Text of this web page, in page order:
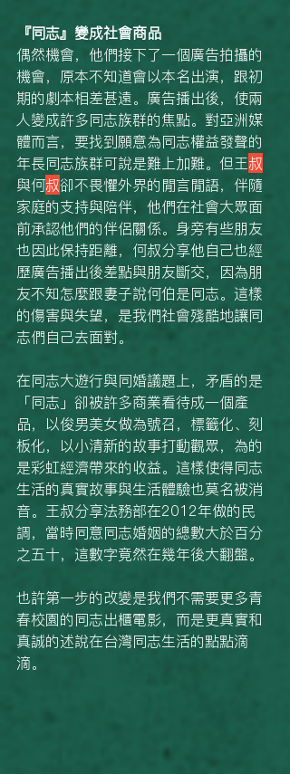
『同志』變成社會商品
偶然機會，他們接下了一個廣告拍攝的
機會，原本不知道會以本名出演，跟初
期的劇本相差甚遠。廣告播出後，使兩
人變成許多同志族群的焦點。對亞洲媒
體而言，要找到願意為同志權益發聲的
年長同志族群可說是難上加難。但王叔
與何叔卻不畏懼外界的閒言閒語，伴隨
家庭的支持與陪伴，他們在社會大眾面
前承認他們的伴侶關係。身旁有些朋友
也因此保持距離，何叔分享他自己也經
歷廣告播出後差點與朋友斷交，因為朋
友不知怎麼跟妻子說何伯是同志。這樣
的傷害與失望，是我們社會殘酷地讓同
志們自己去面對。
在同志大遊行與同婚議題上，矛盾的是
「同志」卻被許多商業看待成一個產
品，以俊男美女做為號召，標籤化、刻
板化，以小清新的故事打動觀眾，為的
是彩虹經濟帶來的收益。這樣使得同志
生活的真實故事與生活體驗也莫名被消
音。王叔分享法務部在2012年做的民
調，當時同意同志婚姻的總數大於百分
之五十，這數字竟然在幾年後大翻盤。
也許第一步的改變是我們不需要更多青
春校園的同志出櫃電影，而是更真實和
真誠的述說在台灣同志生活的點點滴
滴。